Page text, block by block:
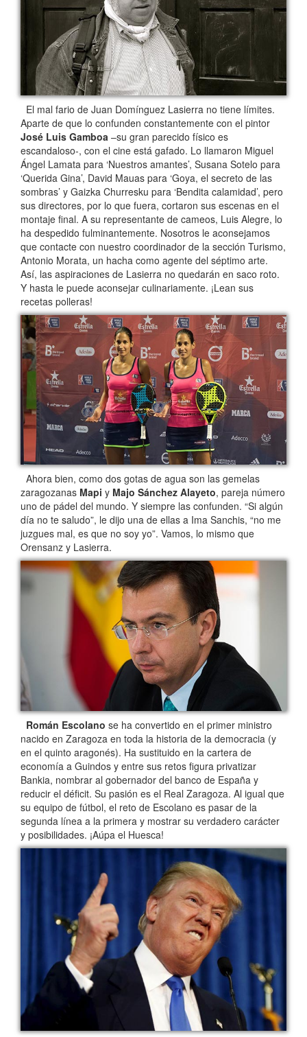
El mal fario de Juan Domínguez Lasierra no tiene límites.
Aparte de que lo confunden constantemente con el pintor
José Luis Gamboa –su gran parecido físico es
escandaloso-, con el cine está gafado. Lo llamaron Miguel
Ángel Lamata para ‘Nuestros amantes’, Susana Sotelo para
‘Querida Gina’, David Mauas para ‘Goya, el secreto de las
sombras’ y Gaizka Churresku para ‘Bendita calamidad’, pero
sus directores, por lo que fuera, cortaron sus escenas en el
montaje final. A su representante de cameos, Luis Alegre, lo
ha despedido fulminantemente. Nosotros le aconsejamos
que contacte con nuestro coordinador de la sección Turismo,
Antonio Morata, un hacha como agente del séptimo arte.
Así, las aspiraciones de Lasierra no quedarán en saco roto.
Y hasta le puede aconsejar culinariamente. ¡Lean sus
recetas polleras!
Ahora bien, como dos gotas de agua son las gemelas
zaragozanas Mapi y Majo Sánchez Alayeto, pareja número
uno de pádel del mundo. Y siempre las confunden. “Si algún
día no te saludo”, le dijo una de ellas a Ima Sanchis, “no me
juzgues mal, es que no soy yo”. Vamos, lo mismo que
Orensanz y Lasierra.
Román Escolano se ha convertido en el primer ministro
nacido en Zaragoza en toda la historia de la democracia (y
en el quinto aragonés). Ha sustituido en la cartera de
economía a Guindos y entre sus retos figura privatizar
Bankia, nombrar al gobernador del banco de España y
reducir el déficit. Su pasión es el Real Zaragoza. Al igual que
su equipo de fútbol, el reto de Escolano es pasar de la
segunda línea a la primera y mostrar su verdadero carácter
y posibilidades. ¡Aúpa el Huesca!